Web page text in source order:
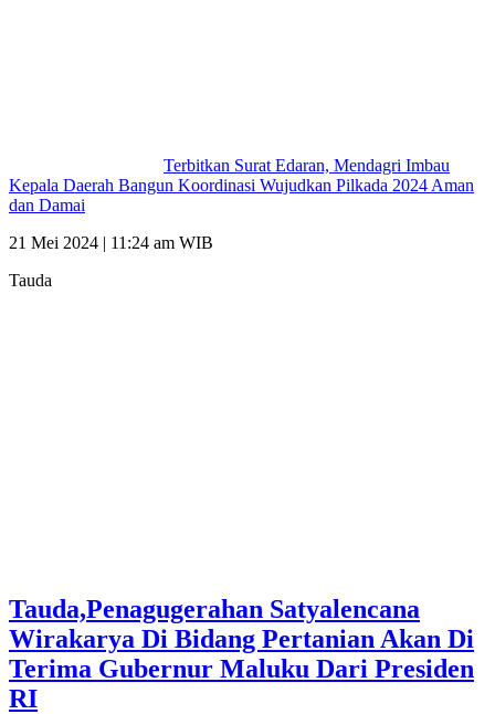
Terbitkan Surat Edaran, Mendagri Imbau
Kepala Daerah Bangun Koordinasi Wujudkan Pilkada 2024 Aman
dan Damai
21 Mei 2024 | 11:24 am WIB
Tauda
Tauda,Penagugerahan Satyalencana
Wirakarya Di Bidang Pertanian Akan Di
Terima Gubernur Maluku Dari Presiden
RI